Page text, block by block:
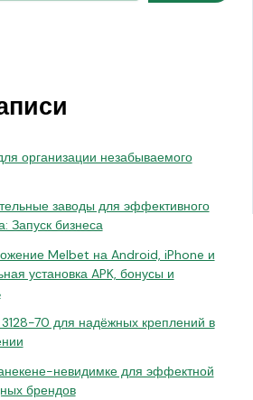
организации незабываемого
заводы для эффективного
Запуск бизнеса
Melbet на Android, iPhone и
установка APK, бонусы и
70 для надёжных креплений в
невидимке для эффектной
брендов